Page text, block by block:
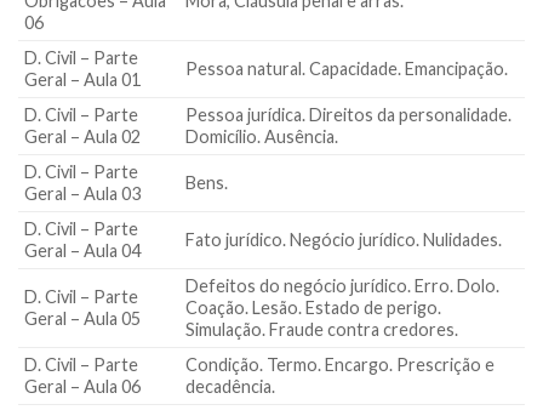
06
D. Civil – Parte
Geral – Aula 01
Pessoa natural. Capacidade. Emancipação.
D. Civil – Parte
Geral – Aula 02
Pessoa jurídica. Direitos da personalidade.
Domicílio. Ausência.
D. Civil – Parte
Geral – Aula 03
Bens.
D. Civil – Parte
Geral – Aula 04
Fato jurídico. Negócio jurídico. Nulidades.
D. Civil – Parte
Geral – Aula 05
Defeitos do negócio jurídico. Erro. Dolo.
Coação. Lesão. Estado de perigo.
Simulação. Fraude contra credores.
D. Civil – Parte
Geral – Aula 06
Condição. Termo. Encargo. Prescrição e
decadência.